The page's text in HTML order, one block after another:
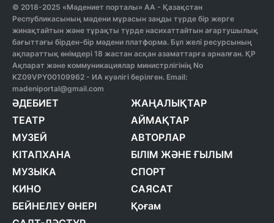
© 2018-2025 «Мәдениет порталы» АА - Қазақстан
Республикасының мәдени мұрасын заңды түрде бір жерге
жинақтайтын және тұрақты түрде насихаттайтын ағартушылық
бағыттағы бірден-бір мәдени платформа. Бұл желі ресурсының
ақпараттық өнімдері 18 жастан асқан азаматтарға арналған. ҚР
Ақпарат және коммуникациялар министрлігінің No
KZ09VPY00109962 - ИА куәлігі берілген. Email:
madeniportal@gmail.com
ӘДЕБИЕТ
ТЕАТР
МУЗЕЙ
КІТАПХАНА
МУЗЫКА
КИНО
БЕЙНЕЛЕУ ӨНЕРІ
ЖАҢАЛЫҚТАР
АЙМАҚТАР
АВТОРЛАР
БІЛІМ ЖӘНЕ ҒЫЛЫМ
СПОРТ
САЯСАТ
Қоғам